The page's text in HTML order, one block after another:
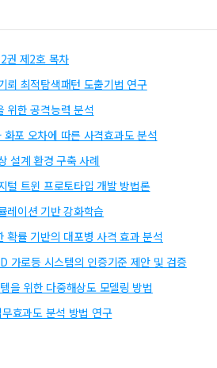
권 제2호 목차
뢰 최적탐색패턴 도출기법 연구
위한 공격능력 분석
포 오차에 따른 사격효과도 분석
설계 환경 구축 사례
털 트윈 프로토타입 개발 방법론
레이션 기반 강화학습
확률 기반의 대포병 사격 효과 분석
가로등 시스템의 인증기준 제안 및 검증
을 위한 다중해상도 모델링 방법
효과도 분석 방법 연구